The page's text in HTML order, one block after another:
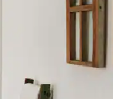
durch Berühren oder